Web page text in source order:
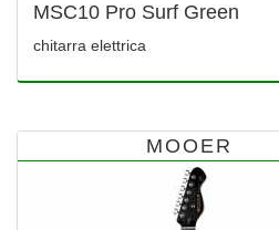
MSC10 Pro Surf Green
chitarra elettrica
MOOER